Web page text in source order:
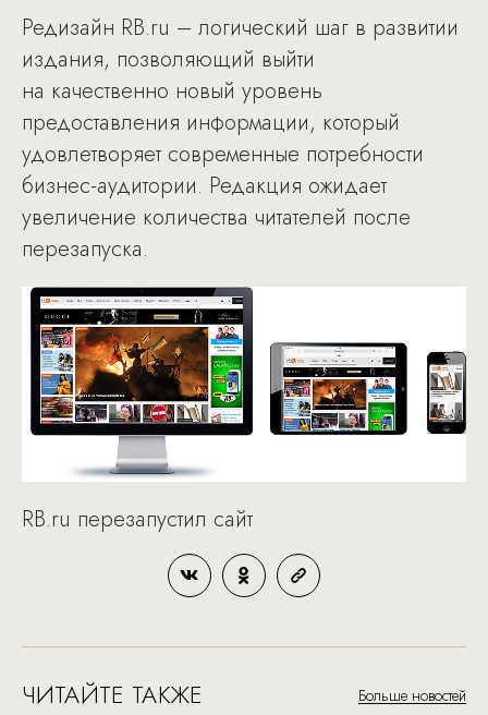
Редизайн RB.ru – логический шаг в развитии
издания, позволяющий выйти
на качественно новый уровень
предоставления информации, который
удовлетворяет современные потребности
бизнес-аудитории. Редакция ожидает
увеличение количества читателей после
перезапуска.
RB.ru перезапустил сайт
ЧИТАЙТЕ ТАКЖЕ Больше новостей